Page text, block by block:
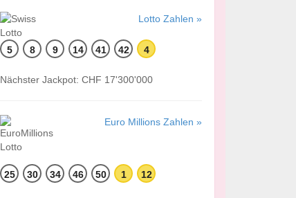
Lotto Zahlen »
5 8 9 14 41 42 4
Nächster Jackpot: CHF 17'300'000
Euro Millions Zahlen »
25 30 34 46 50 1 12